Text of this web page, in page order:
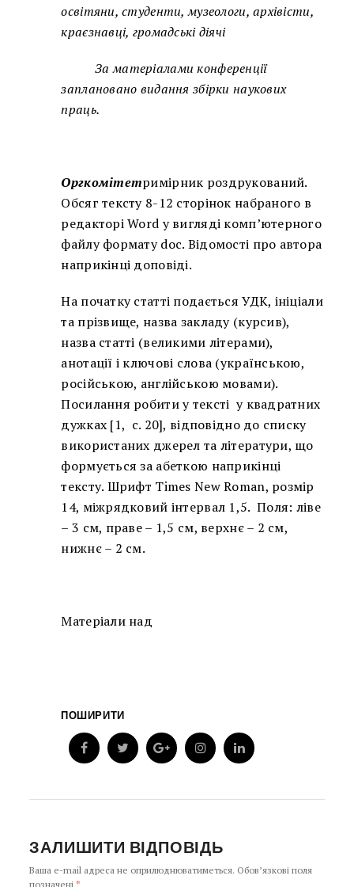
освітяни, студенти, музеологи, архівісти,
краєзнавці, громадські діячі
За матеріалами конференції
заплановано видання збірки наукових
праць.
Оргкомітетримірник роздрукований.
Обсяг тексту 8-12 сторінок набраного в
редакторі Word у вигляді комп’ютерного
файлу формату doc. Відомості про автора
наприкінці доповіді.
На початку статті подається УДК, ініціали
та прізвище, назва закладу (курсив),
назва статті (великими літерами),
анотації і ключові слова (українською,
російською, англійською мовами).
Посилання робити у тексті у квадратних
дужках [1, с. 20], відповідно до списку
використаних джерел та літератури, що
формується за абеткою наприкінці
тексту. Шрифт Times New Roman, розмір
14, міжрядковий інтервал 1,5. Поля: ліве
– 3 см, праве – 1,5 см, верхнє – 2 см,
нижнє – 2 см.
Матеріали над
ПОШИРИТИ
ЗАЛИШИТИ ВІДПОВІДЬ
Ваша e-mail адреса не оприлюднюватиметься. Обов’язкові поля
позначені*